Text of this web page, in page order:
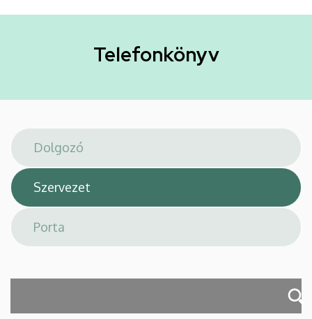
Általános
Arany
János
téri
feladatellátási
hely
Telefonkönyv